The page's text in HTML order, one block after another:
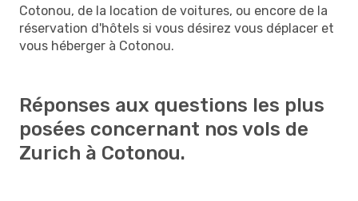
Cotonou, de la location de voitures, ou encore de la
réservation d'hôtels si vous désirez vous déplacer et
vous héberger à Cotonou.
Réponses aux questions les plus
posées concernant nos vols de
Zurich à Cotonou.